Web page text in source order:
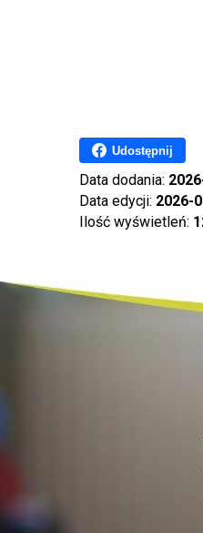
Udostępnij
Data dodania:
Data edycji: 2026-
Ilość wyświetleń: